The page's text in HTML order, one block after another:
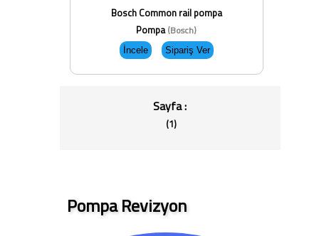
Bosch Common rail pompa
Pompa(Bosch)
Sayfa :
(1)
Pompa Revizyon